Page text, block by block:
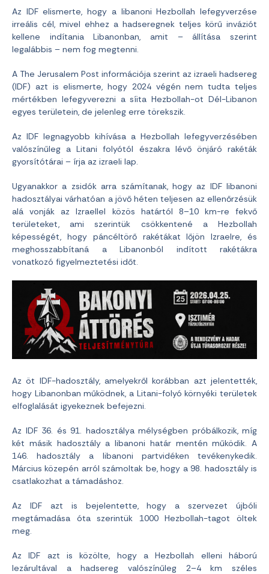
Az IDF elismerte, hogy a libanoni Hezbollah lefegyverzése
irreális cél, mivel ehhez a hadseregnek teljes körű inváziót
kellene indítania Libanonban, amit – állítása szerint
legalábbis – nem fog megtenni.
A The Jerusalem Post információja szerint az izraeli hadsereg
(IDF) azt is elismerte, hogy 2024 végén nem tudta teljes
mértékben lefegyverezni a síita Hezbollah-ot Dél-Libanon
egyes területein, de jelenleg erre törekszik.
Az IDF legnagyobb kihívása a Hezbollah lefegyverzésében
valószínűleg a Litani folyótól északra lévő önjáró rakéták
gyorsítótárai – írja az izraeli lap.
Ugyanakkor a zsidók arra számítanak, hogy az IDF libanoni
hadosztályai várhatóan a jövő héten teljesen az ellenőrzésük
alá vonják az Izraellel közös határtól 8–10 km-re fekvő
területeket, ami szerintük csökkentené a Hezbollah
képességét, hogy páncéltörő rakétákat lőjön Izraelre, és
meghosszabbítaná a Libanonból indított rakétákra
vonatkozó figyelmeztetési időt.
Az öt IDF-hadosztály, amelyekről korábban azt jelentették,
hogy Libanonban működnek, a Litani-folyó környéki területek
elfoglalását igyekeznek befejezni.
Az IDF 36. és 91. hadosztálya mélységben próbálkozik, míg
két másik hadosztály a libanoni határ mentén működik. A
146. hadosztály a libanoni partvidéken tevékenykedik.
Március közepén arról számoltak be, hogy a 98. hadosztály is
csatlakozhat a támadáshoz.
Az IDF azt is bejelentette, hogy a szervezet újbóli
megtámadása óta szerintük 1000 Hezbollah-tagot öltek
meg.
Az IDF azt is közölte, hogy a Hezbollah elleni háború
lezárultával a hadsereg valószínűleg 2–4 km széles